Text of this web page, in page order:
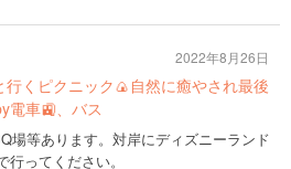
行くピクニック🍙自然に癒やされ最後
電車🚉、バス
場等あります。対岸にディズニーランド
ってください。
2022年8月26日